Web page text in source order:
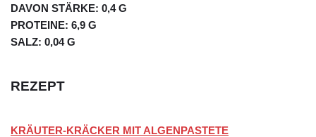
DAVON STÄRKE: 0,4 G
PROTEINE: 6,9 G
SALZ: 0,04 G
REZEPT
KRÄUTER-KRÄCKER MIT ALGENPASTETE